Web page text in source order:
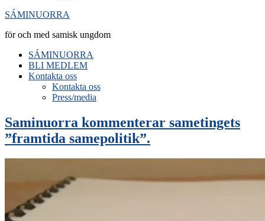
SÁMINUORRA
för och med samisk ungdom
SÁMINUORRA
BLI MEDLEM
Kontakta oss
Kontakta oss
Press/media
Saminuorra kommenterar sametingets
”framtida samepolitik”.